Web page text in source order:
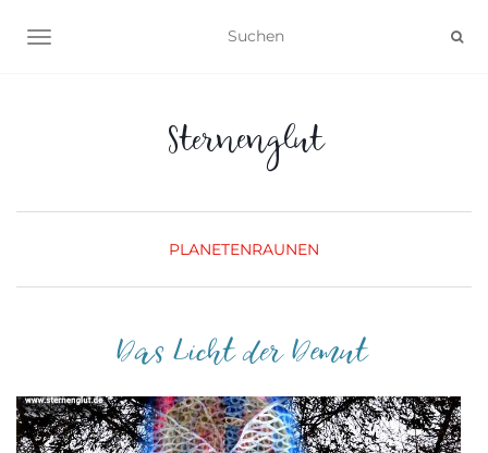
NAVIGATION UMSCHALTEN
Sternenglut
PLANETENRAUNEN
Das Licht der Demut